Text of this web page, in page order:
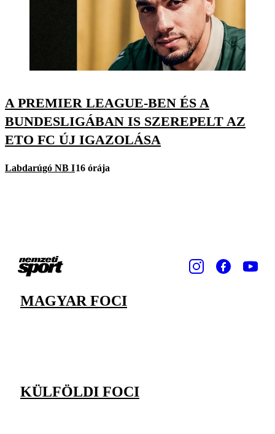
A PREMIER LEAGUE-BEN ÉS A
BUNDESLIGÁBAN IS SZEREPELT AZ
ETO FC ÚJ IGAZOLÁSA
Labdarúgó NB I16 órája
MAGYAR FOCI
KÜLFÖLDI FOCI